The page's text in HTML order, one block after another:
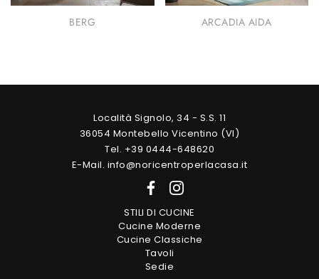
BERG ARCADIA AIDA
Località Signolo, 34 - S.S. 11
36054 Montebello Vicentino (VI)
Tel. +39 0444-648620
E-Mail. info@noricentroperlacasa.it
STILI DI CUCINE
Cucine Moderne
Cucine Classiche
Tavoli
Sedie